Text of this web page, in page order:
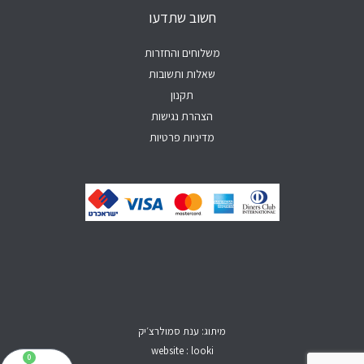
0
חשוב שתדעו
משלוחים והחזרות
שאלות ותשובות
תקנון
הצהרת נגישות
מדיניות פרטיות
מיתוג: ענת סמולרצ׳יק
website : looki